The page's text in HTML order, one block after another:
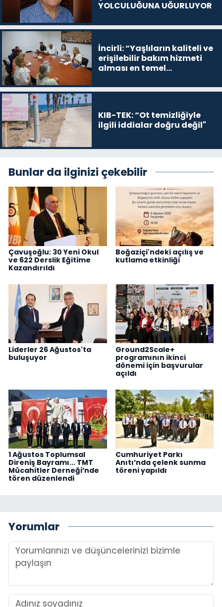
YOLCULUĞUNA UĞURLUYOR
İncirli: “Yaşlıların kaliteli ve
erişilebilir bakım hizmeti
alması en temel
KIB-TEK: “Ot temizliğiyle
ilgili iddialar doğru değil"
Bunlar da ilginizi çekebilir
Çavuşoğlu: 30 Yeni Okul
ve 622 Derslik Eğitime
Kazandırıldı
Boğaziçi'ndeki açılış ve
kutlama etkinliği
Liderler 26 Ağustos'ta
buluşuyor
Ground2Scale+
programının ikinci
dönemi için başvurular
açıldı
1 Ağustos Toplumsal
Direniş Bayramı... TMT
Mücahitler Derneği’nde
tören düzenlendi
Cumhuriyet Parkı
Anıtı’nda çelenk sunma
töreni yapıldı
Yorumlar